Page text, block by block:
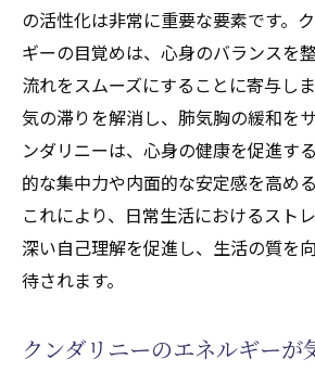
の活性化は非常に重要な要素です。
ギーの目覚めは、心身のバランスを
流れをスムーズにすることに寄与しま
気の滞りを解消し、肺気胸の緩和を
ンダリニーは、心身の健康を促進す
的な集中力や内面的な安定感を高め
これにより、日常生活におけるスト
深い自己理解を促進し、生活の質を
待されます。
クンダリニーのエネルギーが